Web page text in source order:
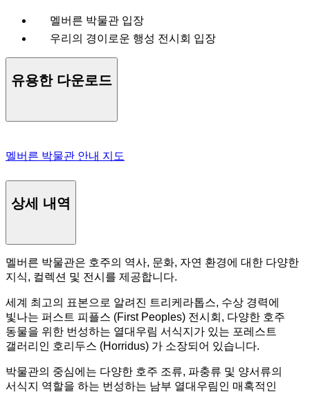
멜버른 박물관 입장
우리의 경이로운 행성 전시회 입장
유용한 다운로드
멜버른 박물관 안내 지도
상세 내역
멜버른 박물관은 호주의 역사, 문화, 자연 환경에 대한 다양한
지식, 컬렉션 및 전시를 제공합니다.
세계 최고의 표본으로 알려진 트리케라톱스, 수상 경력에
빛나는 퍼스트 피플스 (First Peoples) 전시회, 다양한 호주
동물을 위한 번성하는 열대우림 서식지가 있는 포레스트
갤러리인 호리두스 (Horridus) 가 소장되어 있습니다.
박물관의 중심에는 다양한 호주 조류, 파충류 및 양서류의
서식지 역할을 하는 번성하는 남부 열대우림인 매혹적인